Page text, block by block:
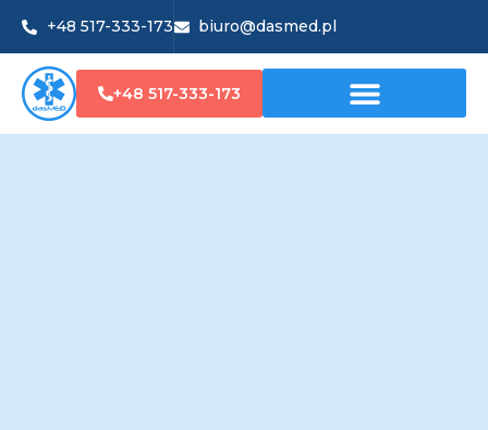
+48 517-333-173 biuro@dasmed.pl
+48 517-333-173